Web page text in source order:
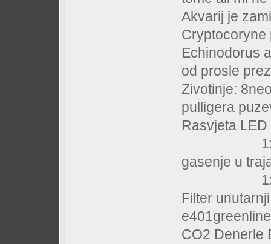
Akvarij je
Cryptocoryne
Echinodorus
od prosle
Zivotinje:
pulligera
Rasvjeta LED
1x
gasenje u
Filter
CO2 Denerle